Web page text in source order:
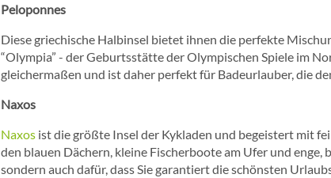
Peloponnes
Diese griechische Halbinsel bietet ihnen die perfekte
“Olympia” - der Geburtsstätte der Olympischen Spiele im
gleichermaßen und ist daher perfekt für Badeurlauber, die
Naxos
Naxos ist die größte Insel der Kykladen und begeistert mit
den blauen Dächern, kleine Fischerboote am Ufer und
sondern auch dafür, dass Sie garantiert die schönsten